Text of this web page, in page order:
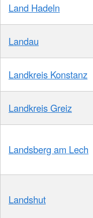
Land Hadeln
Landau
Landkreis Konstanz
Landkreis Greiz
Landsberg am Lech
Landshut